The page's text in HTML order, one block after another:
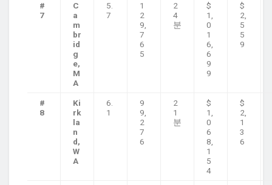
#
7
C
a
m
br
id
g
e,
M
A
5.
7
1
2
9,
7
6
5
2
4
분
$
1,
0
1
6,
6
9
9
$
2,
5
5
9
#
8
Ki
rk
la
n
d,
W
A
6.
1
9
9,
2
7
6
2
1
분
$
1,
0
6
8,
1
5
4
$
2,
1
3
6